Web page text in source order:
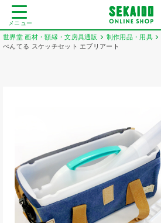
メニュー
世界堂 画材・額縁・文房具通販 制作用品・用具
ぺんてる スケッチセット エブリアート